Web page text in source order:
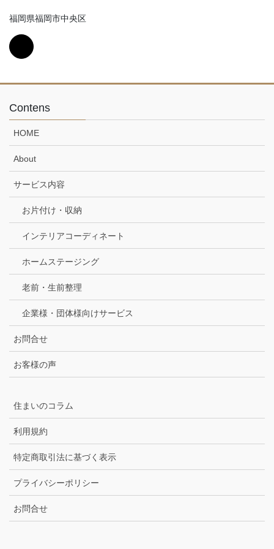
福岡県福岡市中央区
Contens
HOME
About
サービス内容
お片付け・収納
インテリアコーディネート
ホームステージング
老前・生前整理
企業様・団体様向けサービス
お問合せ
お客様の声
住まいのコラム
利用規約
特定商取引法に基づく表示
プライバシーポリシー
お問合せ